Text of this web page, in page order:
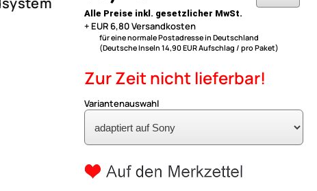
Alle Preise inkl. gesetzlicher MwSt.
+ EUR 6,80 Versandkosten
für eine normale Postadresse in Deutschland
(Deutsche Inseln 14,90 EUR Aufschlag / pro Paket)
Zur Zeit nicht lieferbar!
Variantenauswahl